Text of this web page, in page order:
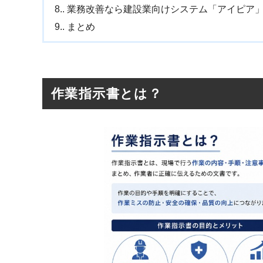
8. 業務改善なら建設業向けシステム「アイピア
9.
まとめ
作業指示書とは？